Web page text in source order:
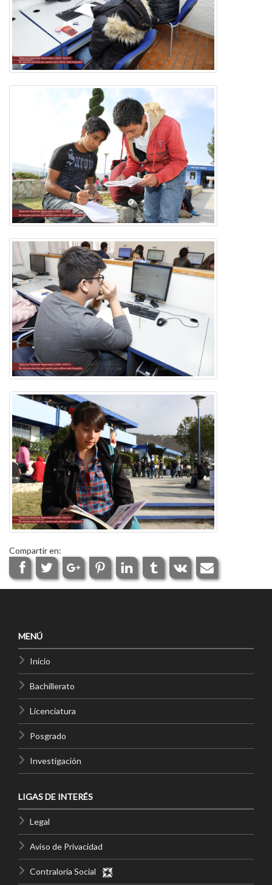
Compartir en:
MENÚ
Inicio
Bachillerato
Licenciatura
Posgrado
Investigación
LIGAS DE INTERÉS
Legal
Aviso de Privacidad
Contraloría Social